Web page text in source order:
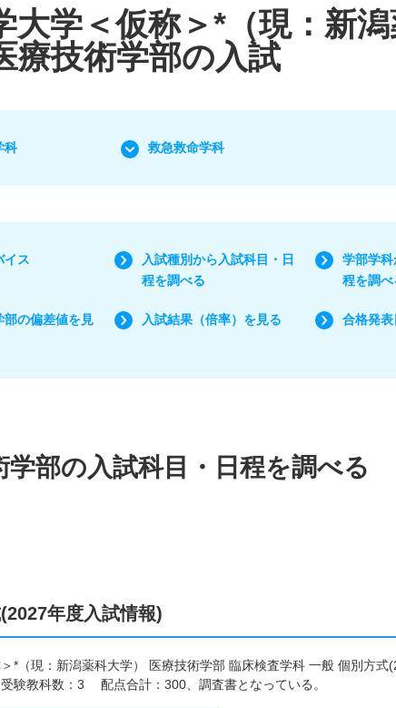
大学＜仮称＞*（現：新
療技術学部の入試
科 救急救命学科
イス
入試種別から入試科目・日
程を調べる
学部学
程を調べ
部の偏差値を見
入試結果（倍率）を見る 合格発
学部の入試科目・日程を調べる
年度入試情報)
*（現：新潟薬科大学） 医療技術学部 臨床検査学科 一般 個別方式
験教科数：3 配点合計：300、調査書となっている。